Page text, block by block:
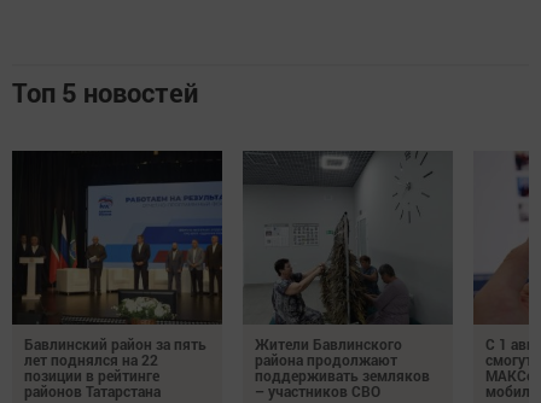
Топ 5 новостей
Бавлинский район за пять
лет поднялся на 22
позиции в рейтинге
районов Татарстана
Жители Бавлинского
района продолжают
поддерживать земляков
– участников СВО
С 1
смогут